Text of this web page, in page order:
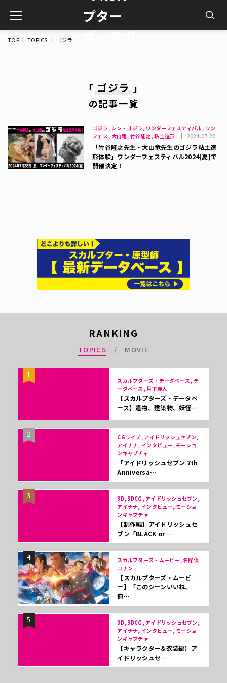
toggle
navigation
TOP TOPICS ゴジラ
「 ゴジラ 」
の記事一覧
ゴジラ, シン・ゴジラ, ワンダーフェスティバル, ワン
フェス, 大山竜, 竹谷隆之, 粘土造形
2024.07.20
「竹谷隆之先生・大山竜先生のゴジラ粘土造
形体験」ワンダーフェスティバル2024[夏]で
開催決定！
RANKING
TOPICS MOVIE
1
スカルプターズ・データベース, デ
ータベース, 月下麗人
【スカルプターズ・データベ
ース】遺物、建築物、妖怪…
2
CGライブ, アイドリッシュセブン,
アイナナ, インタビュー, モーショ
ンキャプチャ
「アイドリッシュセブン 7th
Anniversa…
3
3D, 3DCG, アイドリッシュセブン,
アイナナ, インタビュー, モーショ
ンキャプチャ
【制作編】アイドリッシュセ
ブン「BLACK or …
4
スカルプターズ・ムービー, 名探偵
コナン
【スカルプターズ・ムービ
ー】「このシーンいいね、
俺…
5
3D, 3DCG, アイドリッシュセブン,
アイナナ, インタビュー, モーショ
ンキャプチャ
【キャラクター&衣装編】ア
イドリッシュセ…